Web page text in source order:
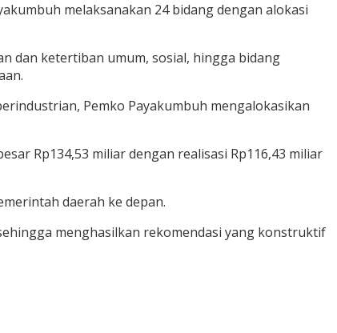
melaksanakan 24 bidang dengan alokasi
dan ketertiban umum, sosial, hingga bidang
Pemko Payakumbuh mengalokasikan
Rp134,53 miliar dengan realisasi Rp116,43 miliar
daerah ke depan.
menghasilkan rekomendasi yang konstruktif